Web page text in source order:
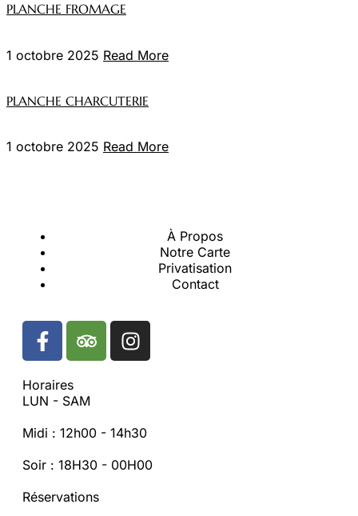
PLANCHE FROMAGE
1 octobre 2025 Read More
PLANCHE CHARCUTERIE
1 octobre 2025 Read More
À Propos
Notre Carte
Privatisation
Contact
Horaires
LUN - SAM
Midi : 12h00 - 14h30
Soir : 18H30 - 00H00
Réservations